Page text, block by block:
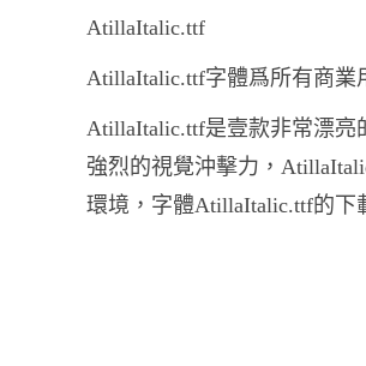
AtillaItalic.ttf
AtillaItalic.ttf字體爲所有商業
AtillaItalic.ttf是壹款非常漂亮
強烈的視覺沖擊力，
環境，字體AtillaItalic.ttf的下